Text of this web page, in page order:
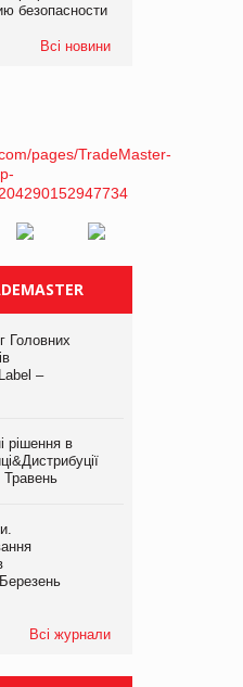
безопасности
Всі новини
Головних
–
рішення в
Всі журнали